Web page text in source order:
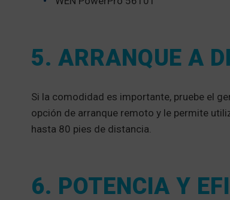
5. ARRANQUE A
Si la comodidad es importante, pruebe el
opción de arranque remoto y le permite
hasta 80 pies de distancia.
6. POTENCIA Y